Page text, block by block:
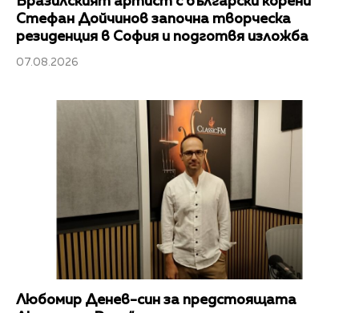
Стефан Дойчинов започна творческа
резиденция в София и подготвя изложба
07.08.2026
Любомир Денев-син за предстоящата